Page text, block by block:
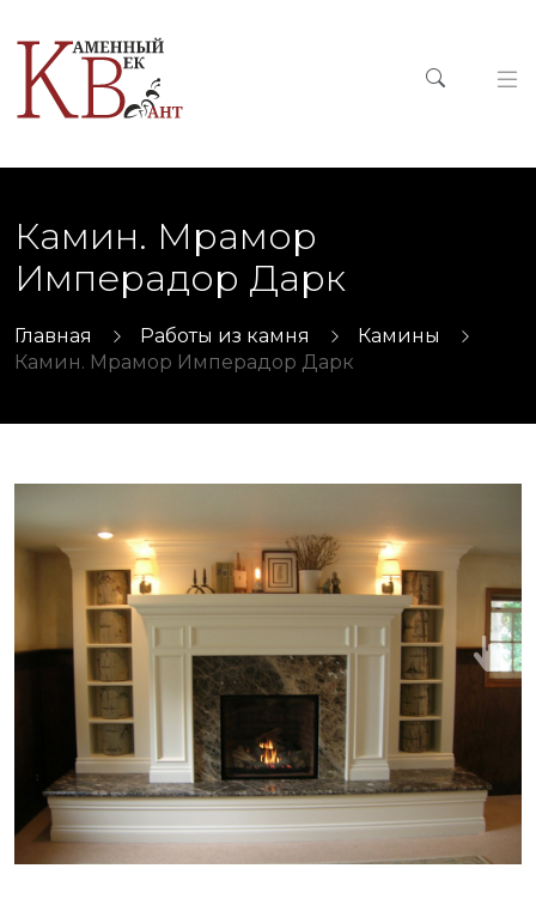
Камин. Мрамор
Имперадор Дарк
Главная Работы из камня
Камины
Камин. Мрамор Имперадор Дарк